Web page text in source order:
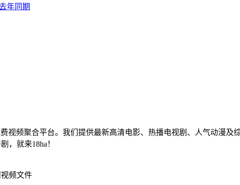
年同期
费视频聚合平台。我们提供最新高清电影、热播电视剧、人气动漫
，就来18ha！
频文件